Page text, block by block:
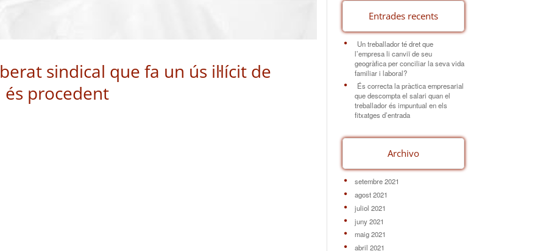
sindical que fa un ús il·lícit de
és procedent
Entrades recents
Un treballador té dret que
l’empresa li canviï de seu
geogràfica per conciliar la seva vida
familiar i laboral?
És correcta la pràctica empresarial
que descompta el salari quan el
treballador és impuntual en els
fitxatges d’entrada
Archivo
setembre 2021
agost 2021
juliol 2021
juny 2021
maig 2021
abril 2021